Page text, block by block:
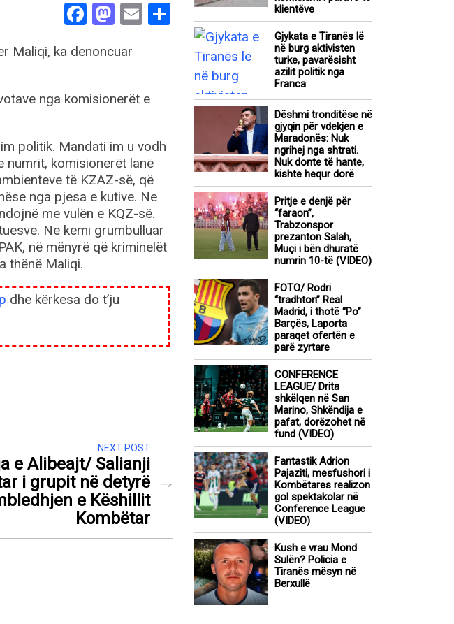
Facebook
Mastodon
EmailShare
Maliqi, ka denoncuar
nga komisionerët e
politik. Mandati im u vodh
numrit, komisionerët lanë
të KZAZ-së, që
nga pjesa e kutive. Ne
me vulën e KQZ-së.
Ne kemi grumbulluar
në mënyrë që kriminelët
thënë Maliqi.
dhe kërkesa do t’ju
NEXT POST
e Alibeajt/ Salianji
i grupit në detyrë
e Këshillit
Kombëtar
klientëve
Gjykata e Tiranës lë
në burg aktivisten
turke, pavarësisht
azilit politik nga
Franca
Dëshmi tronditëse në
gjyqin për vdekjen e
Maradonës: Nuk
ngrihej nga shtrati.
Nuk donte të hante,
kishte hequr dorë
Pritje e denjë për
“faraon”,
Trabzonspor
prezanton Salah,
Muçi i bën dhuratë
numrin 10-të (VIDEO)
FOTO/ Rodri
“tradhton” Real
Madrid, i thotë “Po”
Barçës, Laporta
paraqet ofertën e
parë zyrtare
CONFERENCE
LEAGUE/ Drita
shkëlqen në San
Marino, Shkëndija e
pafat, dorëzohet në
fund (VIDEO)
Fantastik Adrion
Pajaziti, mesfushori i
Kombëtares realizon
gol spektakolar në
Conference League
(VIDEO)
Kush e vrau Mond
Sulën? Policia e
Tiranës mësyn në
Berxullë